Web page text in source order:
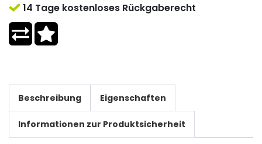
14 Tage kostenloses Rückgaberecht
Beschreibung Eigenschaften
Informationen zur Produktsicherheit